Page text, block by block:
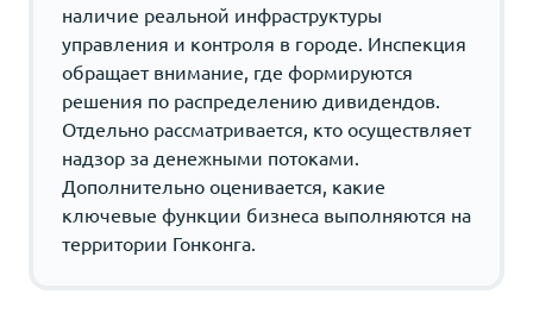
наличие реальной инфраструктуры
управления и контроля в городе. Инспекция
обращает внимание, где формируются
решения по распределению дивидендов.
Отдельно рассматривается, кто осуществляет
надзор за денежными потоками.
Дополнительно оценивается, какие
ключевые функции бизнеса выполняются на
территории Гонконга.